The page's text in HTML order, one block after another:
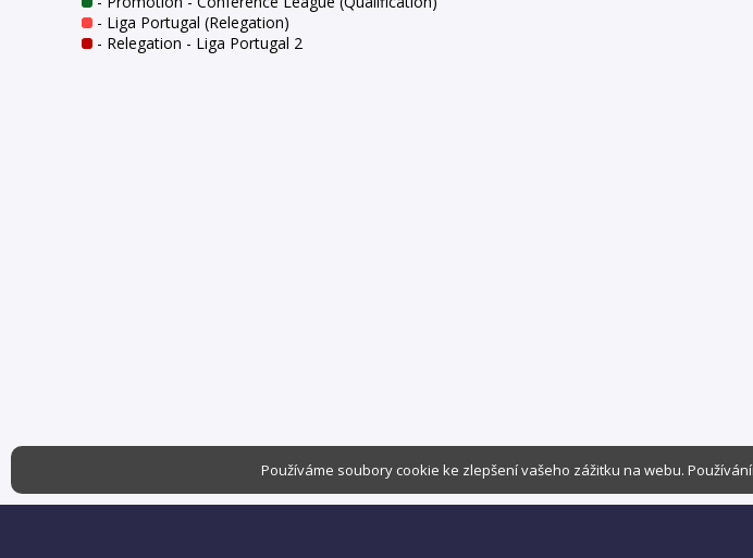
- Liga Portugal (Relegation)
- Relegation - Liga Portugal 2
Používáme soubory cookie ke zlepšení vašeho zážitku na webu.